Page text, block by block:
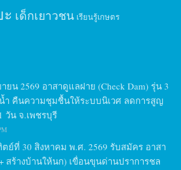
เด็กเยาวชน เรียนรู้เกษตร
น 2569 อาสาดูแลฝาย (Check Dam) รุ่น 3
คืนความชุมชื้นให้ระบบนิเวศ ลดการสูญ
วัน จ.เพชรบุรี
ย์ที่ 30 สิงหาคม พ.ศ. 2569 รับสมัคร อาสา
สร้างบ้านให้นก) เขื่อนขุนด่านปราการชล